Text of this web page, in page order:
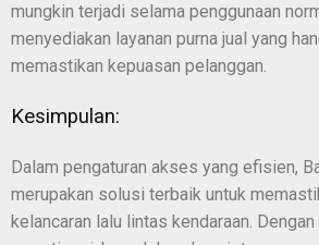
mungkin terjadi selama penggunaan
menyediakan layanan purna jual yang
memastikan kepuasan pelanggan.
Kesimpulan:
Dalam pengaturan akses yang efisien,
merupakan solusi terbaik untuk
kelancaran lalu lintas kendaraan.